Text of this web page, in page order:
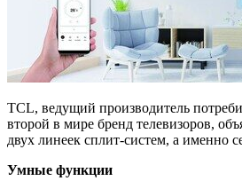
TCL, ведущий производитель
второй в мире бренд телевизоров,
двух линеек сплит-систем, а именно
Умные функции